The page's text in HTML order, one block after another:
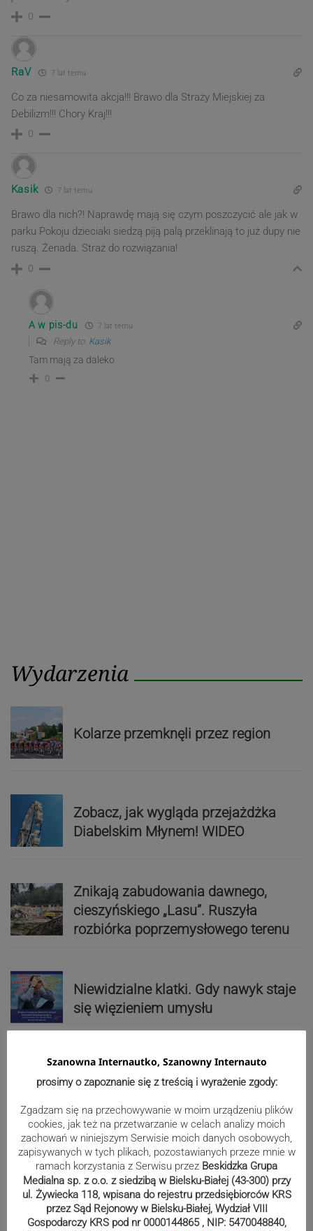
0
RaV 7 lat temu
Co za niesamowita akcja!!! Brawo dla Straży Miejskiej za
Debilizm!!! Chory Kraj!!!
0
Kasik 7 lat temu
Brawo dla nich?! Naprawdę mają się czym poszczycić ale jak w
parku Pokoju dzieciaki siedzą piją palą przeklinają to już dupy nie
ruszą. Żenada. Straż do rozwiązania!
0
A w pis-du 7 lat temu
Reply to Kasik
Tam mają za daleko
0
Wydarzenia
Kolarze przemknęli przez region
Zobacz, jak wygląda przejażdżka
Diabelskim Młynem! WIDEO
Znikają zabudowania dawnego,
cieszyńskiego „Lasu”. Ruszyła
rozbiórka poprzemysłowego terenu
Niewidzialne klatki. Gdy nawyk staje
się więzieniem umysłu
Zmarł pierwszy wójt Bestwiny.
„Odszedł wizjoner, gospodarz i
przyjaciel”
Reklama
Szanowna Internautko, Szanowny Internauto
prosimy o zapoznanie się z treścią i wyrażenie zgody:
Zgadzam się na przechowywanie w moim urządzeniu plików
cookies, jak też na przetwarzanie w celach analizy moich
zachowań w niniejszym Serwisie moich danych osobowych,
zapisywanych w tych plikach, pozostawianych przeze mnie w
ramach korzystania z Serwisu przez Beskidzka Grupa
Medialna sp. z o.o. z siedzibą w Bielsku-Białej (43-300) przy
ul. Żywiecka 118, wpisana do rejestru przedsiębiorców KRS
przez Sąd Rejonowy w Bielsku-Białej, Wydział VIII
Gospodarczy KRS pod nr 0000144865 , NIP: 5470048840,